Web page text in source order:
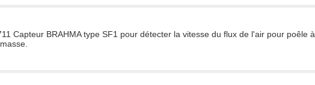
Capteur BRAHMA type SF1 pour détecter la vitesse du flux de l'air pour poêle à